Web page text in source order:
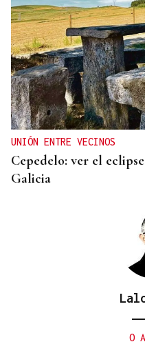
UNIÓN ENTRE VECINOS
Cepedelo: ver el
Galicia
O